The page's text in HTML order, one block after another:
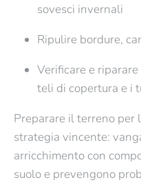
sovesci invernali
Ripulire bordure,
Verificare e
teli di copertura e i
Preparare il terreno per
strategia vincente:
arricchimento con
suolo e prevengono